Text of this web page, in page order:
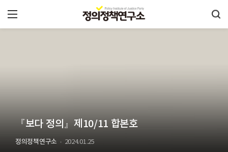
『보다 정의』제10/11 합본호
정의정책연구소 2024.01.25